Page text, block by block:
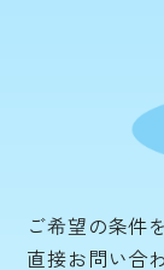
ご希望の条件
直接お問い合